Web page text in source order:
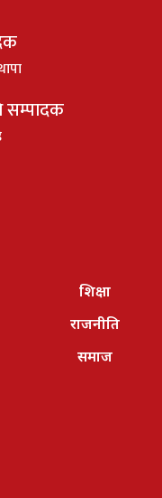
सम्पादक
शिक्षा
राजनीति
समाज